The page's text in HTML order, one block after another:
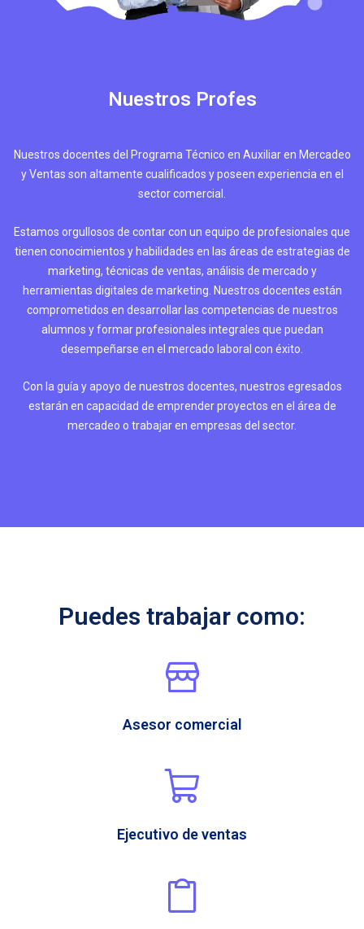
Nuestros Profes
Nuestros docentes del Programa Técnico en Auxiliar en Mercadeo
y Ventas son altamente cualificados y poseen experiencia en el
sector comercial.
Estamos orgullosos de contar con un equipo de profesionales que
tienen conocimientos y habilidades en las áreas de estrategias de
marketing, técnicas de ventas, análisis de mercado y
herramientas digitales de marketing. Nuestros docentes están
comprometidos en desarrollar las competencias de nuestros
alumnos y formar profesionales integrales que puedan
desempeñarse en el mercado laboral con éxito.
Con la guía y apoyo de nuestros docentes, nuestros egresados
estarán en capacidad de emprender proyectos en el área de
mercadeo o trabajar en empresas del sector.
Puedes trabajar como:
Asesor comercial
Ejecutivo de ventas